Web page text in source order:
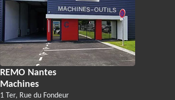
REMO Nantes
Machines
1 Ter, Rue du Fondeur